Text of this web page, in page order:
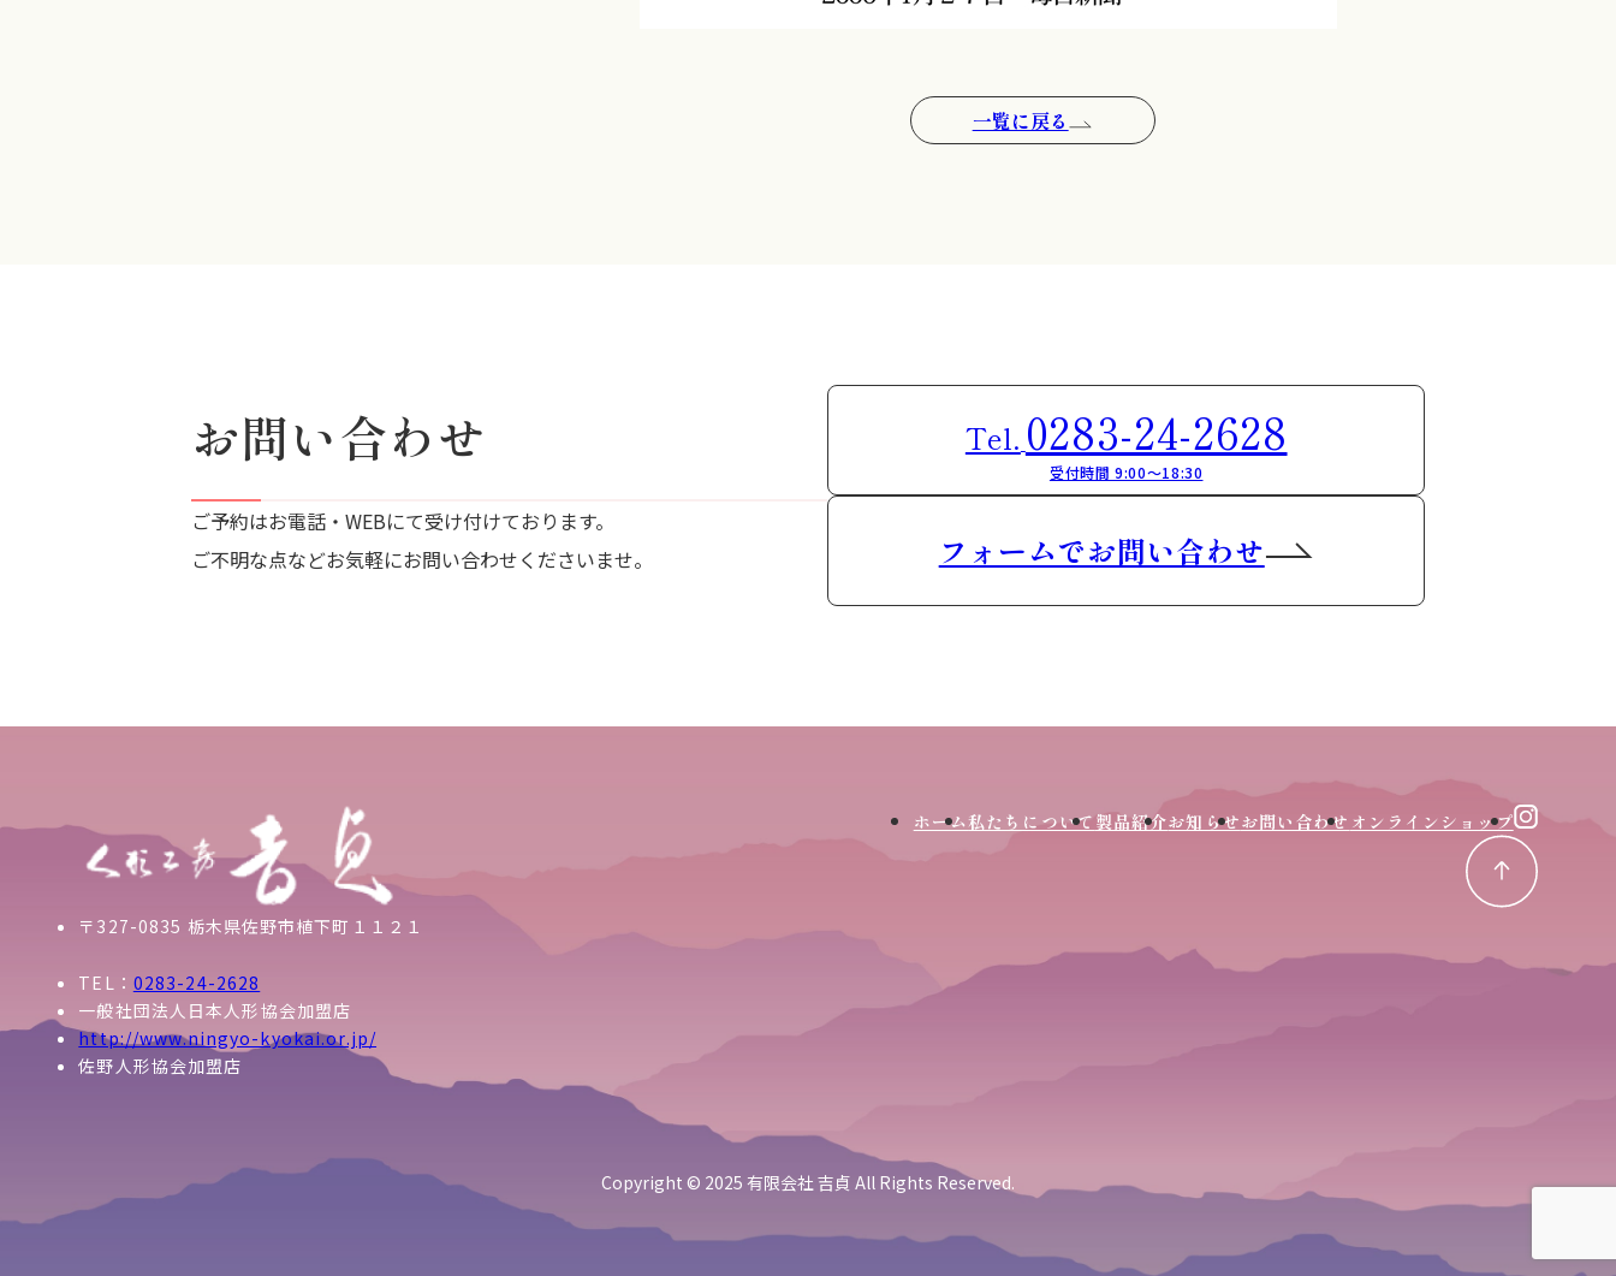
一覧に戻る
お問い合わせ
ご予約はお電話・WEBにて受け付けております。
ご不明な点などお気軽にお問い合わせくださいませ。
Tel. 0283-24-2628
受付時間 9:00～18:30
フォームでお問い合わせ
〒327-0835 栃木県佐野市植下町１１２１
TEL： 0283-24-2628
一般社団法人日本人形協会加盟店
http://www.ningyo-kyokai.or.jp/
佐野人形協会加盟店
ホーム私たちについて 製品紹介お知らせお問い合わせ オンラインショップ
Copyright © 2025 有限会社 吉貞 All Rights Reserved.